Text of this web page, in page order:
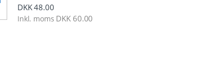
DKK48.00
Inkl. moms DKK 60.00